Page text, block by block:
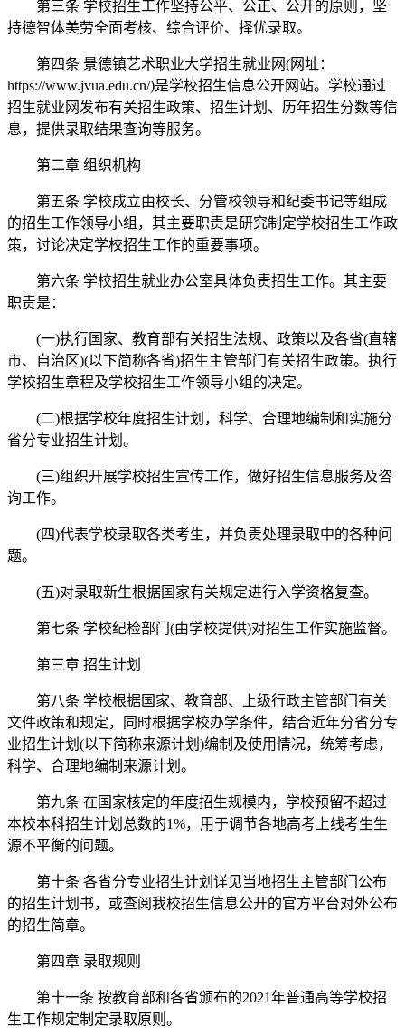
第三条 学校招生工作坚持公平、公正、公开的原则，坚
持德智体美劳全面考核、综合评价、择优录取。
第四条 景德镇艺术职业大学招生就业网(网址：
https://www.jvua.edu.cn/)是学校招生信息公开网站。学校通过
招生就业网发布有关招生政策、招生计划、历年招生分数等信
息，提供录取结果查询等服务。
第二章 组织机构
第五条 学校成立由校长、分管校领导和纪委书记等组成
的招生工作领导小组，其主要职责是研究制定学校招生工作政
策，讨论决定学校招生工作的重要事项。
第六条 学校招生就业办公室具体负责招生工作。其主要
职责是：
(一)执行国家、教育部有关招生法规、政策以及各省(直辖
市、自治区)(以下简称各省)招生主管部门有关招生政策。执行
学校招生章程及学校招生工作领导小组的决定。
(二)根据学校年度招生计划，科学、合理地编制和实施分
省分专业招生计划。
(三)组织开展学校招生宣传工作，做好招生信息服务及咨
询工作。
(四)代表学校录取各类考生，并负责处理录取中的各种问
题。
(五)对录取新生根据国家有关规定进行入学资格复查。
第七条 学校纪检部门(由学校提供)对招生工作实施监督。
第三章 招生计划
第八条 学校根据国家、教育部、上级行政主管部门有关
文件政策和规定，同时根据学校办学条件，结合近年分省分专
业招生计划(以下简称来源计划)编制及使用情况，统筹考虑，
科学、合理地编制来源计划。
第九条 在国家核定的年度招生规模内，学校预留不超过
本校本科招生计划总数的1%，用于调节各地高考上线考生生
源不平衡的问题。
第十条 各省分专业招生计划详见当地招生主管部门公布
的招生计划书，或查阅我校招生信息公开的官方平台对外公布
的招生简章。
第四章 录取规则
第十一条 按教育部和各省颁布的2021年普通高等学校招
生工作规定制定录取原则。